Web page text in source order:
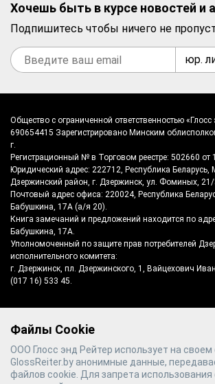
Файлы Cookie
ООО Глосс энд Рейтер использует на своем
GlossReiter.by анонимные данные,
файлов cookie. Для запрета
Хочешь быть в курсе новостей и
Подпишитесь чтобы ничего не
юр.
Общество с ограниченной ответственностью
690654415 Зарегистрировано Минским
г.
Регистрационный № в Торговом реестре: 502660 от
Юридический адрес: 222712, Республика Беларусь,
Дзержинский район, г. Дзержинск, ул. Фоминых,
Почтовый адрес офиса: 220024, Республика
Бабушкина, 17А (а/я 20).
Книга замечаний и предложений находится по
Бабушкина, 17А.
Уполномоченный по защите прав потребителей
исполнительного комитета:
г. Дзержинск, пл. Дзержинского, 1, Вайцехович
(017 16) 533 45.
©2026
Gloss & Reiter-
полотенцесушителей №1 в